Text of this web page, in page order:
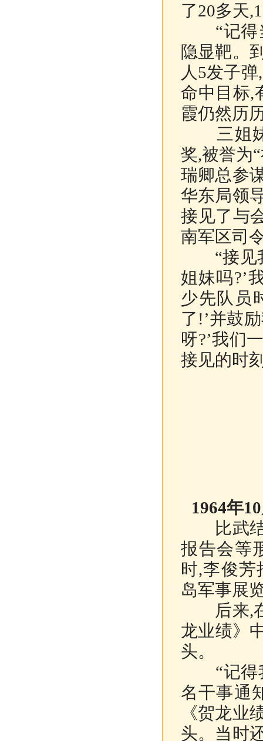
了20多天
“记得当
隐显靶。
人5发子
命中目标,
霞仍然历
三姐妹
奖,被誉为
瑞卿总参
华东局领
接见了与
南军区司
“接见我
姐妹吗?’
少先队员
了!’并鼓
呀?’我们
接见的时
1964年
比武结
报告会等
时,李俊芳
岛军事展
后来,在
龙业绩》
头。
“记得我
名干事通
《贺龙业
头。当时